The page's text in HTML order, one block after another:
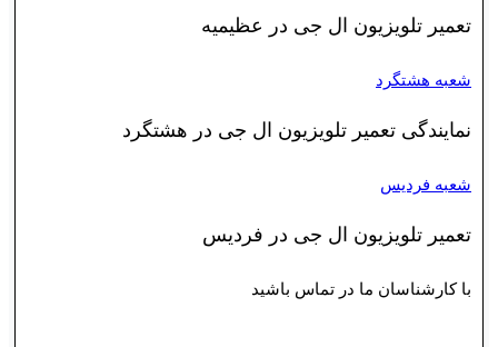
تعمیر تلویزیون ال جی در عظیمیه
شعبه هشتگرد
نمایندگی تعمیر تلویزیون ال جی در هشتگرد
شعبه فردیس
تعمیر تلویزیون ال جی در فردیس
با کارشناسان ما در تماس باشید